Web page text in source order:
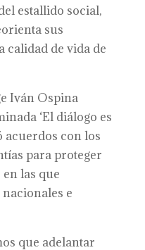
estallido social,
sus
calidad de vida de
Iván Ospina
‘El diálogo es
acuerdos con los
para proteger
las que
e
que adelantar